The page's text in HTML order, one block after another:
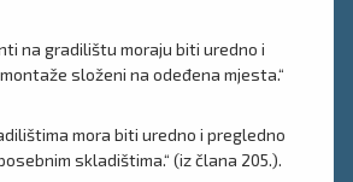
na gradilištu moraju biti uredno i
složeni na odeđena mjesta.“
mora biti uredno i pregledno
skladištima.“ (iz člana 205.).